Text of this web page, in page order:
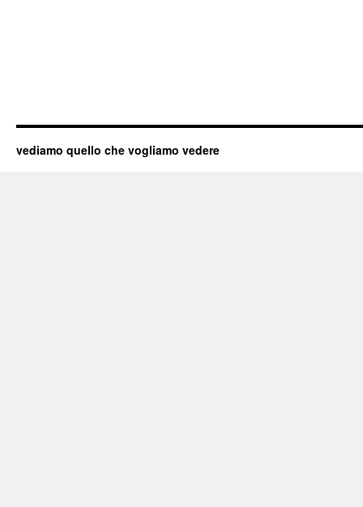
vediamo quello che vogliamo vedere